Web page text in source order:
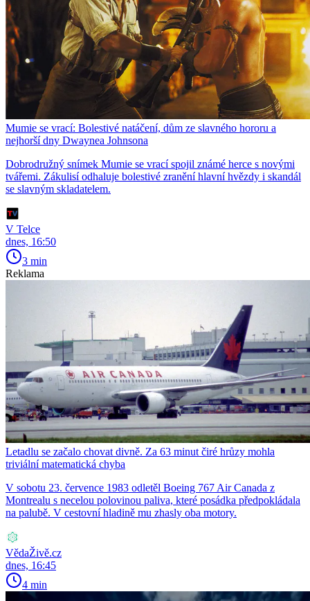
Mumie se vrací: Bolestivé natáčení, dům ze slavného hororu a
nejhorší dny Dwaynea Johnsona
Dobrodružný snímek Mumie se vrací spojil známé herce s novými
tvářemi. Zákulisí odhaluje bolestivé zranění hlavní hvězdy i skandál
se slavným skladatelem.
V Telce
dnes, 16:50
3 min
Reklama
Letadlu se začalo chovat divně. Za 63 minut čiré hrůzy mohla
triviální matematická chyba
V sobotu 23. července 1983 odletěl Boeing 767 Air Canada z
Montrealu s necelou polovinou paliva, které posádka předpokládala
na palubě. V cestovní hladině mu zhasly oba motory.
VědaŽivě.cz
dnes, 16:45
4 min